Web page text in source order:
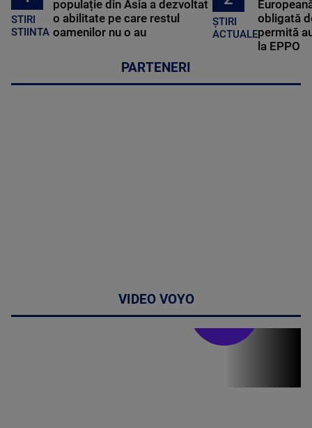
STIRI
STIINTA
populație din Asia a dezvoltat
o abilitate pe care restul
oamenilor nu o au
ȘTIRI
ACTUALE
obligată
permită
la EPPO
PARTENERI
VIDEO VOYO